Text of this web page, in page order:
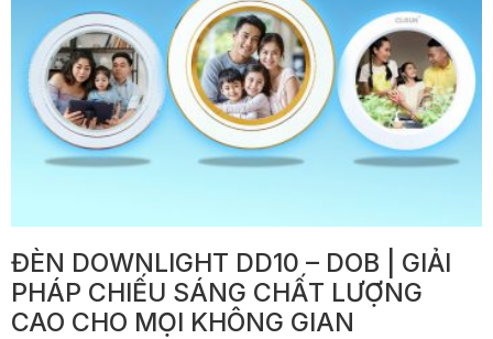
ĐÈN DOWNLIGHT DD10 – DOB | GIẢI
PHÁP CHIẾU SÁNG CHẤT LƯỢNG
CAO CHO MỌI KHÔNG GIAN